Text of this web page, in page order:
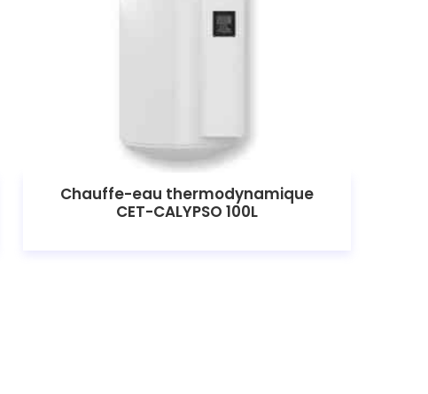
Chauffe-eau thermodynamique
CET-CALYPSO 100L